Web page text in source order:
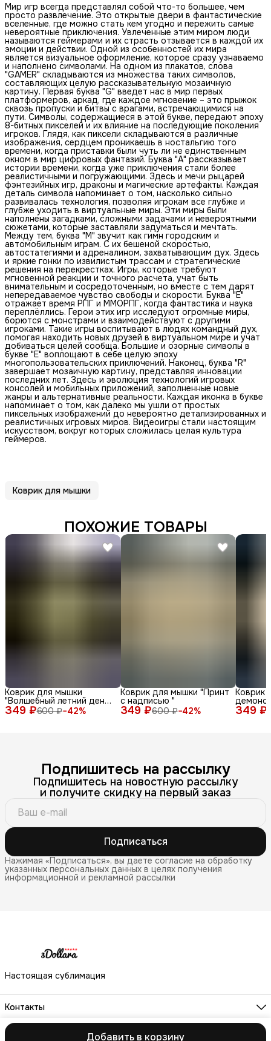
Добавить в корзину
Мир игр всегда представлял собой что-то большее, чем
просто развлечение. Это открытые двери в фантастические
вселенные, где можно стать кем угодно и пережить самые
невероятные приключения. Увлеченные этим миром люди
называются геймерами и их страсть отзывается в каждой их
эмоции и действии. Одной из особенностей их мира
является визуальное оформление, которое сразу узнаваемо
и наполнено символами. На одном из плакатов, слова
"GAMER" складываются из множества таких символов,
составляющих целую рассказывательную мозаичную
картину. Первая буква "G" введет нас в мир первых
платформеров, аркад, где каждое мгновение – это прыжок
сквозь пропуски и битвы с врагами, встречающимися на
пути. Символы, содержащиеся в этой букве, передают эпоху
8-битных пикселей и их влияние на последующие поколения
игроков. Глядя, как пиксели складываются в различные
изображения, сердцем проникаешь в ностальгию того
времени, когда приставки были чуть ли не единственным
окном в мир цифровых фантазий. Буква "A" рассказывает
истории времени, когда уже приключения стали более
реалистичными и погружающими. Здесь и мечи рыцарей
фэнтезийных игр, драконы и магические артефакты. Каждая
деталь символа напоминает о том, насколько сильно
развивалась технология, позволяя игрокам все глубже и
глубже уходить в виртуальные миры. Эти миры были
наполнены загадками, сложными задачами и невероятными
сюжетами, которые заставляли задуматься и мечтать.
Между тем, буква "M" звучит как гимн городским и
автомобильным играм. С их бешеной скоростью,
автостатегиями и адреналином, захватывающим дух. Здесь
и яркие гонки по извилистым трассам и стратегические
решения на перекрестках. Игры, которые требуют
мгновенной реакции и точного расчета, учат быть
внимательным и сосредоточенным, но вместе с тем дарят
непередаваемое чувство свободы и скорости. Буква "E"
отражает время РПГ и ММОРПГ, когда фантастика и наука
переплёллись. Герои этих игр исследуют огромные миры,
борются с монстрами и взаимодействуют с другими
игроками. Такие игры воспитывают в людях командный дух,
помогая находить новых друзей в виртуальном мире и учат
добиваться целей сообща. Большие и озорные символы в
букве "E" воплощают в себе целую эпоху
многопользовательских приключений. Наконец, буква "R"
завершает мозаичную картину, представляя инновации
последних лет. Здесь и эволюция технологий игровых
консолей и мобильных приложений, заполненные новые
жанры и альтернативные реальности. Каждая иконка в букве
напоминает о том, как далеко мы ушли от простых
пиксельных изображений до невероятно детализированных и
реалистичных игровых миров. Видеоигры стали настоящим
искусством, вокруг которых сложилась целая культура
геймеров.
Коврик для мышки
ПОХОЖИЕ ТОВАРЫ
349 ₽600 ₽−42%
Коврик для мышки
"Волшебный летний день
с енотом среди ромашек
и бабочек"
349 ₽600 ₽−42%
Коврик для мышки "Принт
с надписью "
349 ₽
Коврик
лица и
Подпишитесь на рассылку
Подпишитесь на новостную рассылку
и получите скидку на первый заказ
Подписаться
Нажимая «Подписаться», вы даете согласие на обработку
указанных персональных данных в целях получения
информационной и рекламной рассылки
Настоящая сублимация
Контакты
Телефон
8 (800) 333-60-99
ОплатаДоставкаПравила возврата